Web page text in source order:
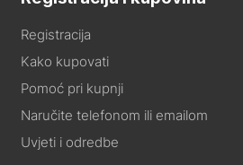
Registracija
Kako kupovati
Pomoć pri kupnji
Naručite telefonom ili emailom
Uvjeti i odredbe